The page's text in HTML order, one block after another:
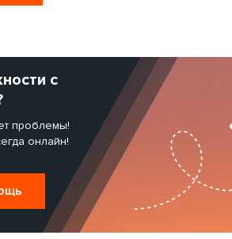
с
проблемы!
онлайн!